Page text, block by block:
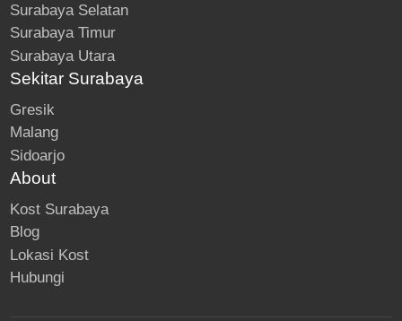
Surabaya Selatan
Surabaya Timur
Surabaya Utara
Sekitar Surabaya
Gresik
Malang
Sidoarjo
About
Kost Surabaya
Blog
Lokasi Kost
Hubungi